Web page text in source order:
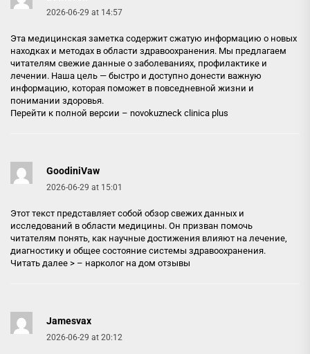
2026-06-29 at 14:57
Эта медицинская заметка содержит сжатую информацию о новых
находках и методах в области здравоохранения. Мы предлагаем
читателям свежие данные о заболеваниях, профилактике и
лечении. Наша цель — быстро и доступно донести важную
информацию, которая поможет в повседневной жизни и
понимании здоровья.
Перейти к полной версии – novokuzneck clinica plus
GoodiniVaw
2026-06-29 at 15:01
Этот текст представляет собой обзор свежих данных и
исследований в области медицины. Он призван помочь
читателям понять, как научные достижения влияют на лечение,
диагностику и общее состояние системы здравоохранения.
Читать далее > – нарколог на дом отзывы
Jamesvax
2026-06-29 at 20:12